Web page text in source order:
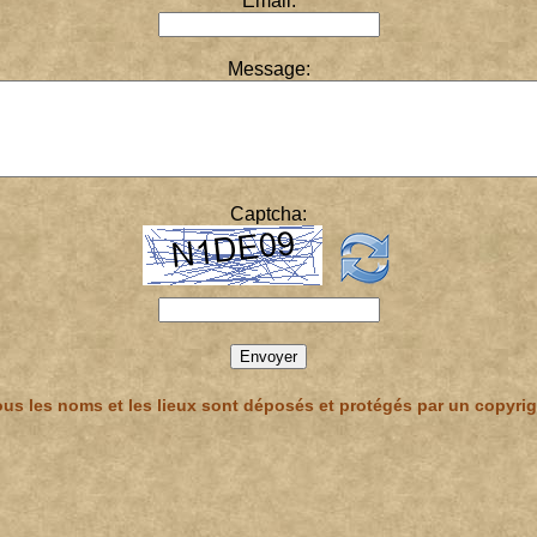
Message:
Captcha:
les noms et les lieux sont déposés et protégés par un